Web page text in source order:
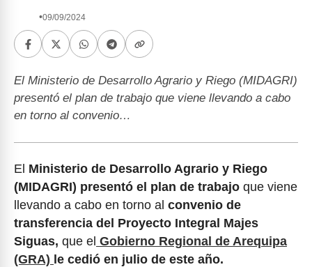
•09/09/2024
El Ministerio de Desarrollo Agrario y Riego (MIDAGRI)
presentó el plan de trabajo que viene llevando a cabo
en torno al convenio…
El Ministerio de Desarrollo Agrario y Riego
(MIDAGRI) presentó el plan de trabajo que viene
llevando a cabo en torno al convenio de
transferencia del Proyecto Integral Majes
Siguas, que el Gobierno Regional de Arequipa
(GRA) le cedió en julio de este año.